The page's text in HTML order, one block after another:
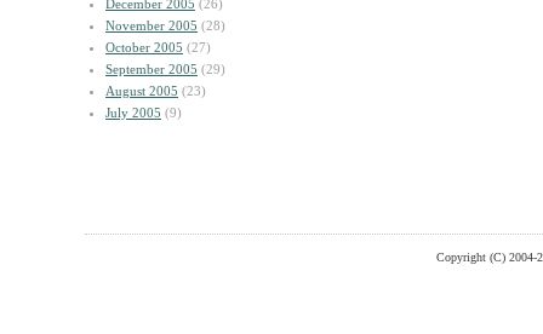
December 2005 (26)
November 2005 (28)
October 2005 (27)
September 2005 (29)
August 2005 (23)
July 2005 (9)
Copyright (C) 2004-